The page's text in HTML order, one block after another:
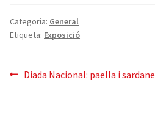
Categoria: General
Etiqueta: Exposició
Navegació
Entrada
Diada Nacional: paella i